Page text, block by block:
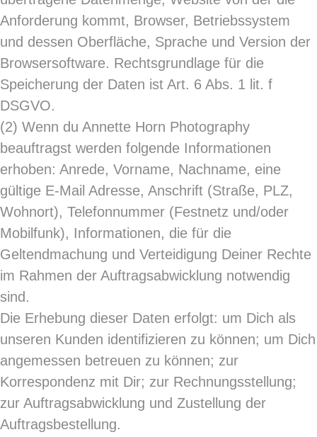
Anforderung kommt, Browser, Betriebssystem
und dessen Oberfläche, Sprache und Version der
Browsersoftware. Rechtsgrundlage für die
Speicherung der Daten ist Art. 6 Abs. 1 lit. f
DSGVO.
(2) Wenn du Annette Horn Photography
beauftragst werden folgende Informationen
erhoben: Anrede, Vorname, Nachname, eine
gültige E-Mail Adresse, Anschrift (Straße, PLZ,
Wohnort), Telefonnummer (Festnetz und/oder
Mobilfunk), Informationen, die für die
Geltendmachung und Verteidigung Deiner Rechte
im Rahmen der Auftragsabwicklung notwendig
sind.
Die Erhebung dieser Daten erfolgt: um Dich als
unseren Kunden identifizieren zu können; um Dich
angemessen betreuen zu können; zur
Korrespondenz mit Dir; zur Rechnungsstellung;
zur Auftragsabwicklung und Zustellung der
Auftragsbestellung.